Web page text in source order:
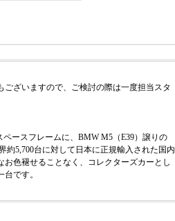
ざいますので、ご検討の際は一度担当スタ
ースフレームに、BMW M5（E39）譲りの
5,700台に対して日本に正規輸入された国内
色褪せることなく、コレクターズカーとし
です。